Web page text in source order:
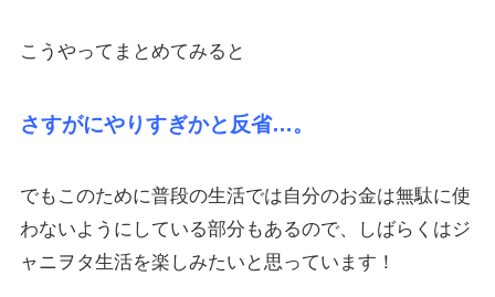
こうやってまとめてみると
さすがにやりすぎかと反省…。
でもこのために普段の生活では自分のお金は無駄に使
わないようにしている部分もあるので、しばらくはジ
ャニヲタ生活を楽しみたいと思っています！